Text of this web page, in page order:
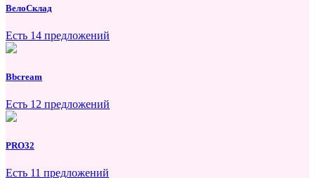
ВелоСклад
Есть 14 предложений
Bbcream
Есть 12 предложений
PRO32
Есть 11 предложений